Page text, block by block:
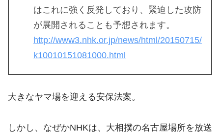
はこれに強く反発しており、緊迫した攻防
が展開されることも予想されます。
http://www3.nhk.or.jp/news/html/20150715/
k10010151081000.html
大きなヤマ場を迎える安保法案。
しかし、なぜかNHKは、大相撲の名古屋場所を放送